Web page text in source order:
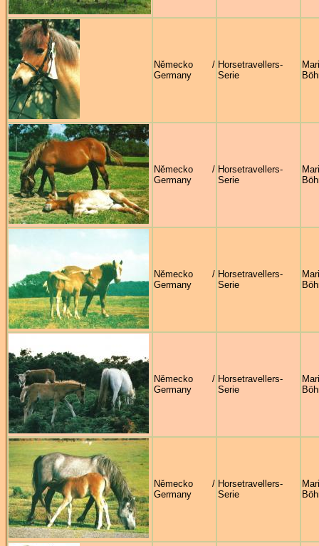
Německo /
Germany
Horsetravellers-
Serie
Německo /
Germany
Horsetravellers-
Serie
Německo /
Germany
Horsetravellers-
Serie
Německo /
Germany
Horsetravellers-
Serie
Německo /
Germany
Horsetravellers-
Serie